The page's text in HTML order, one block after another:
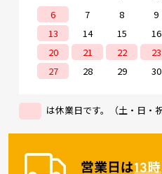
6
7 8 9
13
14 15 16
20
21 22 23
27
28 29 30
は休業日です。（土・日・